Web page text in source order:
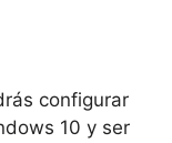
configurar
10 y ser